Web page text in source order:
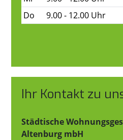
Do
9.00 - 12.00 Uhr
Ihr Kontakt zu
Städtische
Altenburg mbH